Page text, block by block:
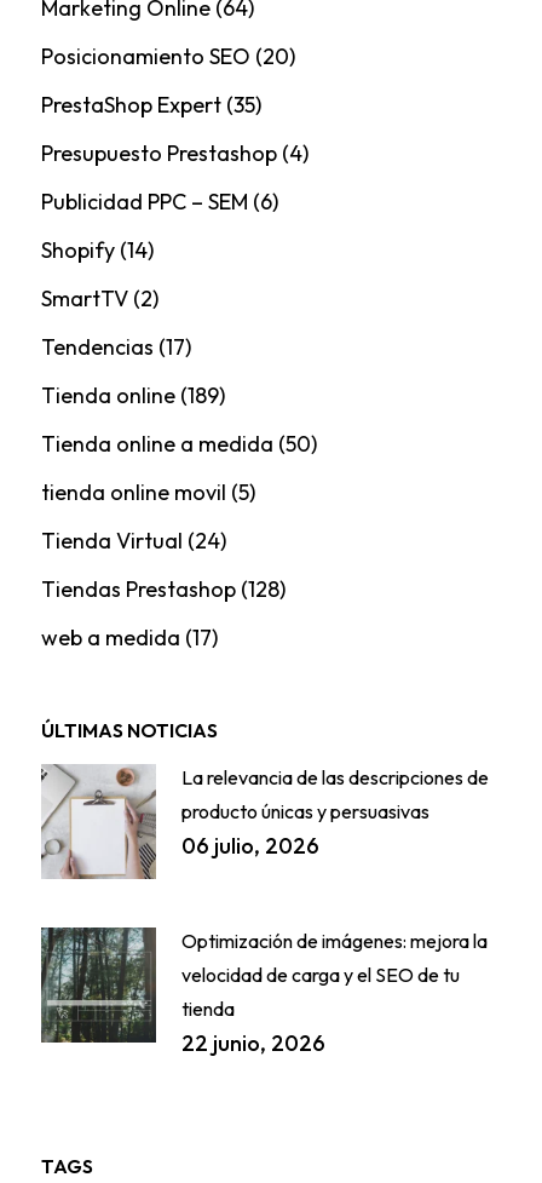
Marketing Online(64)
Posicionamiento SEO (20)
PrestaShop Expert(35)
Presupuesto Prestashop(4)
Publicidad PPC – SEM (6)
Shopify(14)
SmartTV(2)
Tendencias (17)
Tienda online(189)
Tienda online a medida (50)
tienda online movil (5)
Tienda Virtual (24)
Tiendas Prestashop(128)
web a medida (17)
ÚLTIMAS NOTICIAS
La relevancia de las descripciones de
producto únicas y persuasivas
06 julio, 2026
Optimización de imágenes: mejora la
velocidad de carga y el SEO de tu
tienda
22 junio, 2026
TAGS